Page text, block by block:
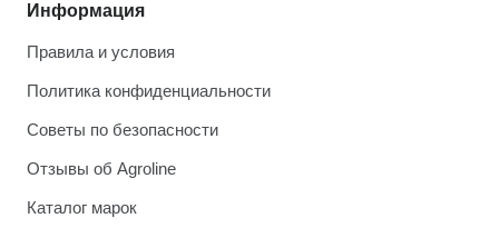
Информация
Правила и условия
Политика конфиденциальности
Советы по безопасности
Отзывы об Agroline
Каталог марок